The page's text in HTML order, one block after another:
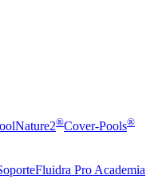
Nature2®Cover-Pools®
Fluidra Pro Academia